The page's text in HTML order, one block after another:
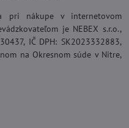
pri nákupe v internetovom
je NEBEX s.r.o.,
IČ DPH: SK2023332883,
na Okresnom súde v Nitre,